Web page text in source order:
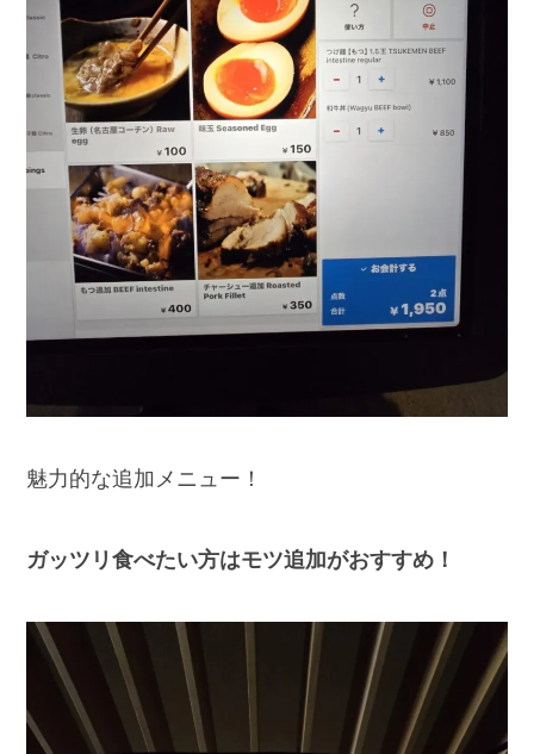
魅力的な追加メニュー！
ガッツリ食べたい方はモツ追加がおすすめ！